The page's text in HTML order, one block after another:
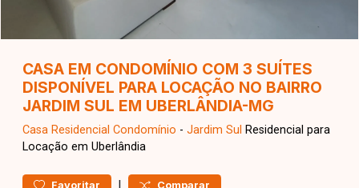
CASA EM CONDOMÍNIO COM 3 SUÍTES
DISPONÍVEL PARA LOCAÇÃO NO BAIRRO
JARDIM SUL EM UBERLÂNDIA-MG
Casa Residencial Condomínio - Jardim Sul Residencial para
Locação em Uberlândia
Favoritar | Comparar